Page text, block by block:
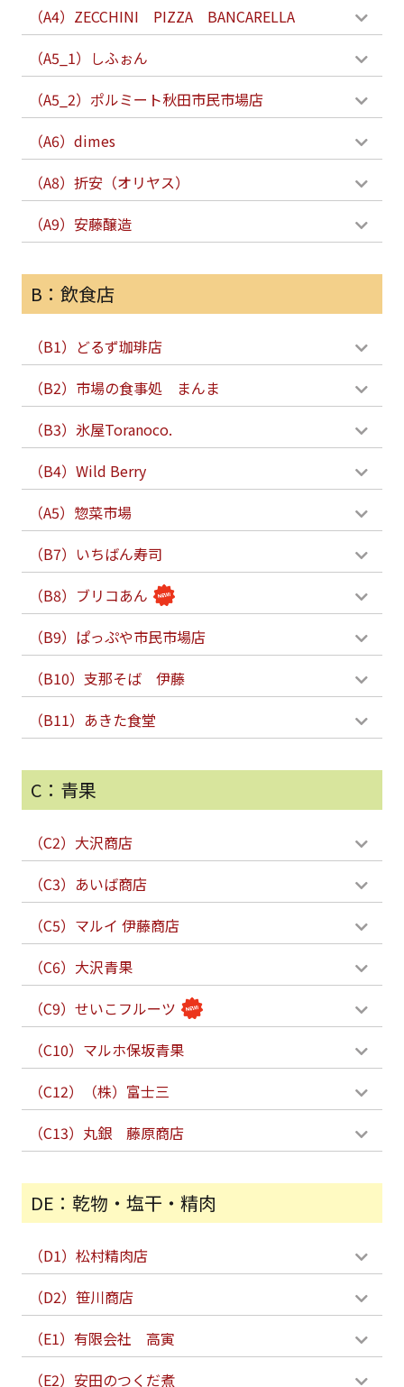
（A4）ZECCHINI PIZZA BANCARELLA
（A5_1）しふぉん
（A5_2）ポルミート秋田市民市場店
（A6）dimes
（A8）折安（オリヤス）
（A9）安藤醸造
B：飲食店
（B1）どるず珈琲店
（B2）市場の食事処 まんま
（B3）氷屋Toranoco.
（B4）Wild Berry
（A5）惣菜市場
（B7）いちばん寿司
（B8）ブリコあん
（B9）ぱっぷや市民市場店
（B10）支那そば 伊藤
（B11）あきた食堂
C：青果
（C2）大沢商店
（C3）あいば商店
（C5）マルイ 伊藤商店
（C6）大沢青果
（C9）せいこフルーツ
（C10）マルホ保坂青果
（C12）（株）富士三
（C13）丸銀 藤原商店
DE：乾物・塩干・精肉
（D1）松村精肉店
（D2）笹川商店
（E1）有限会社 高寅
（E2）安田のつくだ煮